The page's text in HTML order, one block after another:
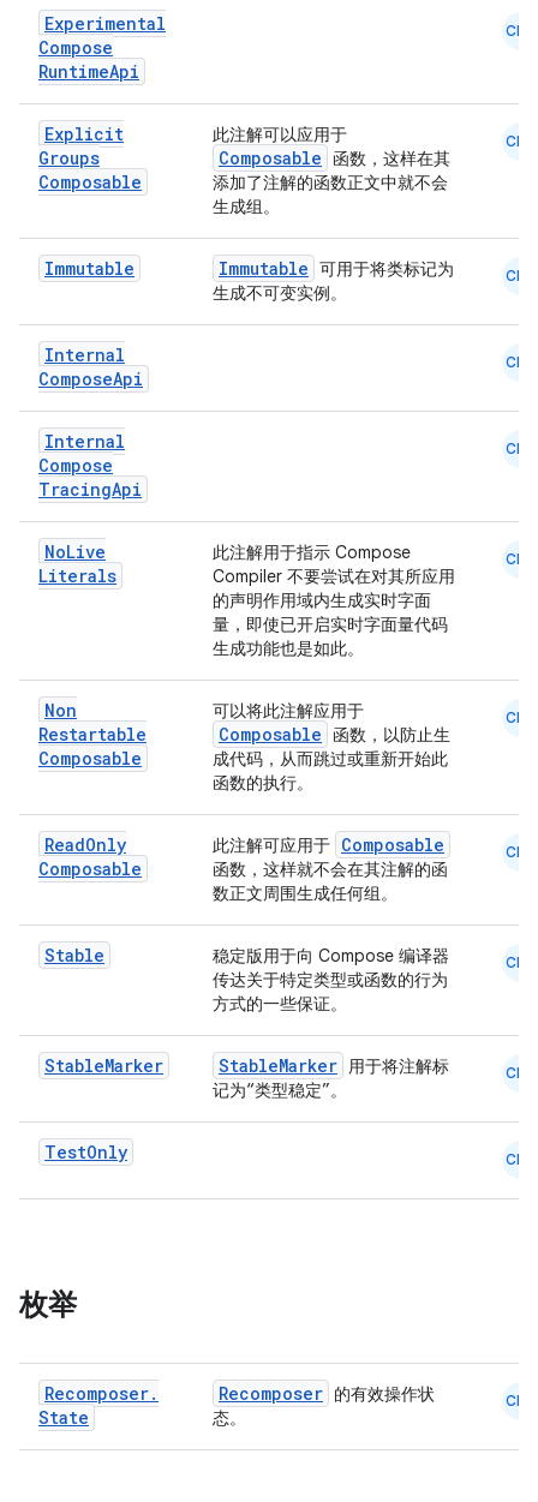
Experimental
Compose
RuntimeApi
CMN
Explicit
Groups
Composable
此注解可以应用于
Composable
函数，这样在其
添加了注解的函数正文中就不会
生成组。
CMN
Immutable Immutable 可用于将类标记为
生成不可变实例。
CMN
Internal
ComposeApi
CMN
Internal
Compose
TracingApi
CMN
NoLive
Literals
此注解用于指示 Compose
Compiler 不要尝试在对其所应用
的声明作用域内生成实时字面
量，即使已开启实时字面量代码
生成功能也是如此。
CMN
Non
Restartable
Composable
可以将此注解应用于
Composable
函数，以防止生
成代码，从而跳过或重新开始此
函数的执行。
CMN
ReadOnly
Composable
此注解可应用于 Composable
函数，这样就不会在其注解的函
数正文周围生成任何组。
CMN
Stable
稳定版用于向 Compose 编译器
传达关于特定类型或函数的行为
方式的一些保证。
CMN
StableMarker StableMarker 用于将注解标
记为“类型稳定”。
CMN
TestOnly CMN
枚举
Recomposer.
State
Recomposer 的有效操作状
态。
CMN